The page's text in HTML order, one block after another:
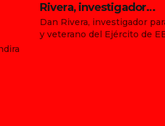
Rivera, investigador
paranormal y custodio
muñeca Annabelle
Dan Rivera, investigador
y veterano del Ejército de